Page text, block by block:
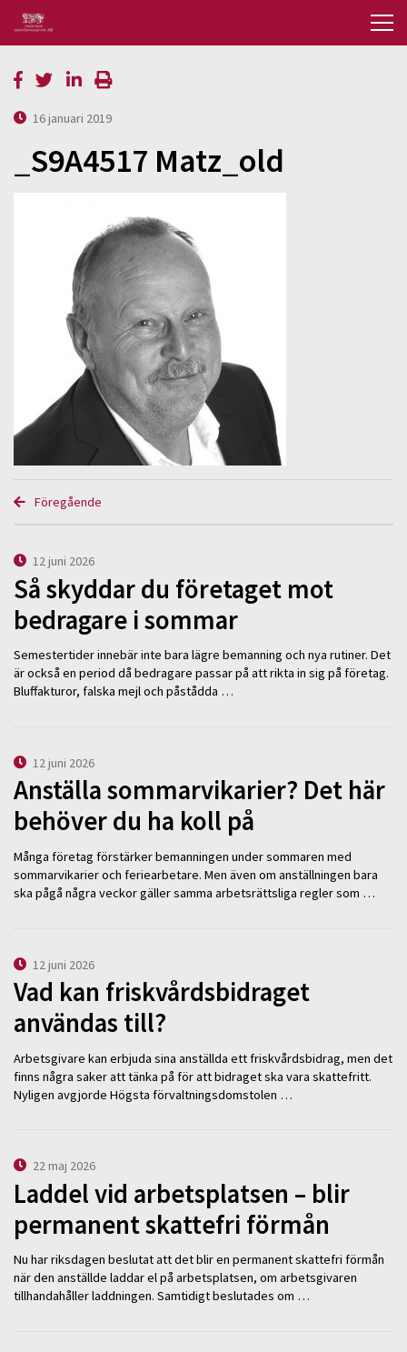
16 januari 2019
_S9A4517 Matz_old
Föregående
12 juni 2026
Så skyddar du företaget mot
bedragare i sommar
Semestertider innebär inte bara lägre bemanning och nya rutiner. Det
är också en period då bedragare passar på att rikta in sig på företag.
Bluffakturor, falska mejl och påstådda …
12 juni 2026
Anställa sommarvikarier? Det här
behöver du ha koll på
Många företag förstärker bemanningen under sommaren med
sommarvikarier och feriearbetare. Men även om anställningen bara
ska pågå några veckor gäller samma arbetsrättsliga regler som …
12 juni 2026
Vad kan friskvårdsbidraget
användas till?
Arbetsgivare kan erbjuda sina anställda ett friskvårdsbidrag, men det
finns några saker att tänka på för att bidraget ska vara skattefritt.
Nyligen avgjorde Högsta förvaltningsdomstolen …
22 maj 2026
Laddel vid arbetsplatsen – blir
permanent skattefri förmån
Nu har riksdagen beslutat att det blir en permanent skattefri förmån
när den anställde laddar el på arbetsplatsen, om arbetsgivaren
tillhandahåller laddningen. Samtidigt beslutades om …